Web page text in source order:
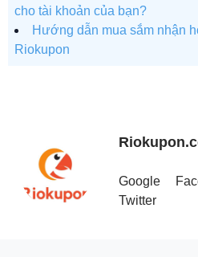
cho tài khoản của bạn?
Hướng dẫn mua sắm nhận
Riokupon
Google
Twitter